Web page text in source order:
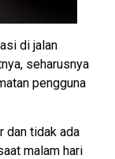
di jalan
seharusnya
pengguna
dan tidak ada
malam hari